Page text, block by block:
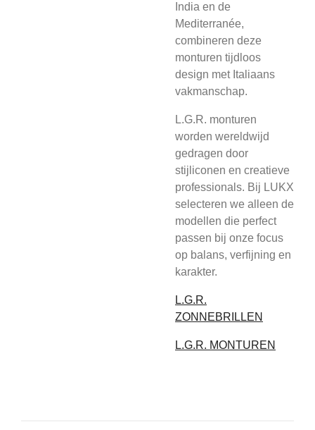
India en de
Mediterranée,
combineren deze
monturen tijdloos
design met Italiaans
vakmanschap.
L.G.R. monturen
worden wereldwijd
gedragen door
stijliconen en creatieve
professionals. Bij LUKX
selecteren we alleen de
modellen die perfect
passen bij onze focus
op balans, verfijning en
karakter.
L.G.R.
ZONNEBRILLEN
L.G.R. MONTUREN